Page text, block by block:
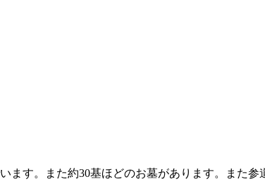
す。また約30基ほどのお墓があります。また参